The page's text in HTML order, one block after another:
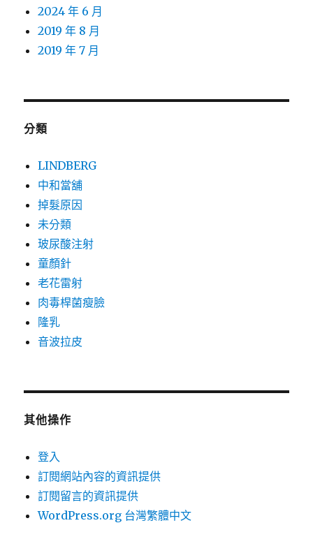
2024 年 6 月
2019 年 8 月
2019 年 7 月
分類
LINDBERG
中和當舖
掉髮原因
未分類
玻尿酸注射
童顏針
老花雷射
肉毒桿菌瘦臉
隆乳
音波拉皮
其他操作
登入
訂閱網站內容的資訊提供
訂閱留言的資訊提供
WordPress.org 台灣繁體中文